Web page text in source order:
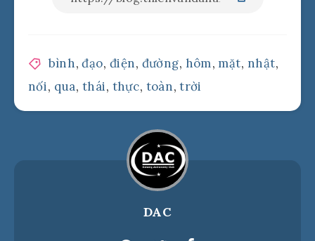
bình,đạo, điện, đường, hôm, mặt, nhật,
nối, qua,thái, thực, toàn,trời
DAC